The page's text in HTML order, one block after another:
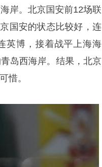
岸。北京国安前12场联
国安的状态比较好，连
英博，接着战平上海海
岛西海岸。结果，北京
惜。